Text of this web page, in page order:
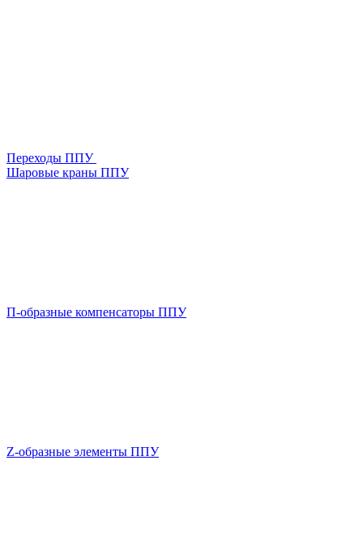
Переходы ППУ
Шаровые краны ППУ
П-образные компенсаторы ППУ
Z-образные элементы ППУ